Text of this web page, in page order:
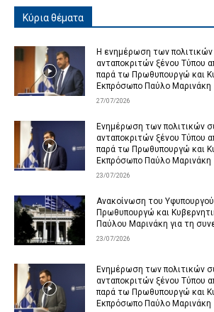
Κύρια θέματα
Η ενημέρωση των
ανταποκριτών ξένου Τύπου
παρά τω Πρωθυπουργώ και
Εκπρόσωπο Παύλο Μαρινάκη
27/07/2026
Ενημέρωση των πολιτικών
ανταποκριτών ξένου Τύπου
παρά τω Πρωθυπουργώ και
Εκπρόσωπο Παύλο Μαρινάκη
23/07/2026
Ανακοίνωση του
Πρωθυπουργώ και
Παύλου Μαρινάκη για τη
23/07/2026
Ενημέρωση των πολιτικών
ανταποκριτών ξένου Τύπου
παρά τω Πρωθυπουργώ και
Εκπρόσωπο Παύλο Μαρινάκη